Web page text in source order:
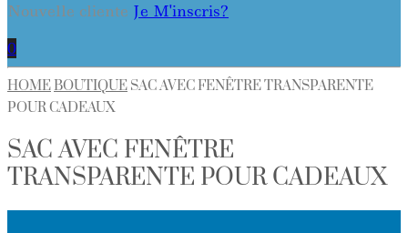
Nouvelle cliente Je M'inscris?
0
HOME BOUTIQUE SAC AVEC FENÊTRE TRANSPARENTE
POUR CADEAUX
SAC AVEC FENÊTRE
TRANSPARENTE POUR CADEAUX